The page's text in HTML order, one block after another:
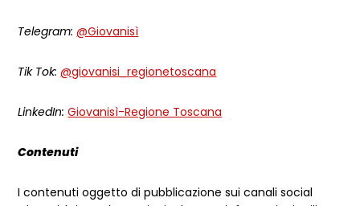
Telegram: @Giovanisì
Tik Tok: @giovanisi_regionetoscana
LinkedIn: Giovanisì-Regione Toscana
Contenuti
I contenuti oggetto di pubblicazione sui canali social